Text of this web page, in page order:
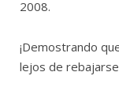
2008.
¡Demostrando
lejos de